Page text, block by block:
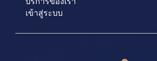
เข้าสู่ระบบ